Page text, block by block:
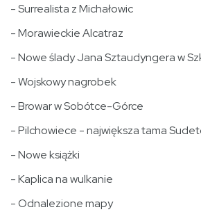
- Surrealista z Michałowic
- Morawieckie Alcatraz
- Nowe ślady Jana Sztaudyngera w
- Wojskowy nagrobek
- Browar w Sobótce-Górce
- Pilchowiece - największa tama
- Nowe książki
- Kaplica na wulkanie
- Odnalezione mapy